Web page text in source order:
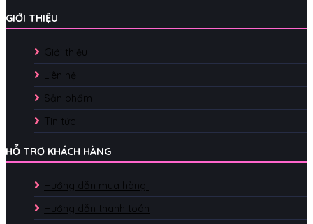
GIỚI THIỆU
Giới thiệu
Liên hệ
Sản phẩm
Tin tức
HỖ TRỢ KHÁCH HÀNG
Hướng dẫn mua hàng
Hướng dẫn thanh toán